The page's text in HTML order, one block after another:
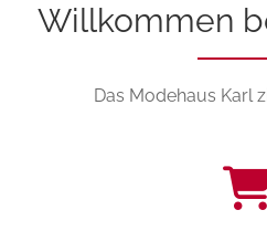
Willkommen
Das Modehaus Karl